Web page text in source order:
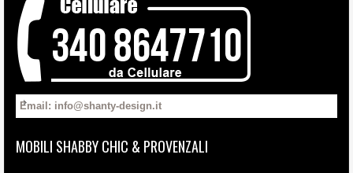
Email: info@shanty-design.it
MOBILI SHABBY CHIC & PROVENZALI